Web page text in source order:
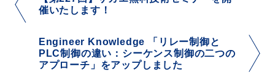
催いたします！
Engineer Knowledge 「リレー制御と
PLC制御の違い：シーケンス制御の二つの
アプローチ」をアップしました